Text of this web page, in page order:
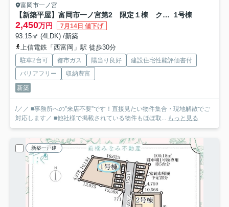
富岡市一ノ宮
【新築平屋】富岡市一ノ宮第2 限定１棟 クレイドルガーデン 新築建売 1号棟
2,450万円 7月14日 値下げ
93.15㎡ (4LDK) /新築
上信電鉄「西富岡」駅 徒歩30分
駐車2台可 都市ガス 陽当り良好
建設住宅性能評価書付
バリアフリー
収納豊富
新築
/／／ ■事務所への”来店不要”です！直接見たい物件集合・現地解散でご
対応します／ ■他社様で掲載されている物件もほぼ取... もっと見る
新築一戸建